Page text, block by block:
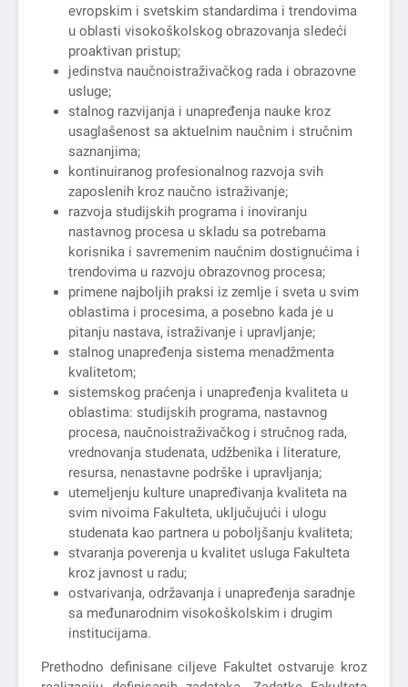
evropskim i svetskim standardima i trendovima
u oblasti visokoškolskog obrazovanja sledeći
proaktivan pristup;
jedinstva naučnoistraživačkog rada i obrazovne
usluge;
stalnog razvijanja i unapređenja nauke kroz
usaglašenost sa aktuelnim naučnim i stručnim
saznanjima;
kontinuiranog profesionalnog razvoja svih
zaposlenih kroz naučno istraživanje;
razvoja studijskih programa i inoviranju
nastavnog procesa u skladu sa potrebama
korisnika i savremenim naučnim dostignućima i
trendovima u razvoju obrazovnog procesa;
primene najboljih praksi iz zemlje i sveta u svim
oblastima i procesima, a posebno kada je u
pitanju nastava, istraživanje i upravljanje;
stalnog unapređenja sistema menadžmenta
kvalitetom;
sistemskog praćenja i unapređenja kvaliteta u
oblastima: studijskih programa, nastavnog
procesa, naučnoistraživačkog i stručnog rada,
vrednovanja studenata, udžbenika i literature,
resursa, nenastavne podrške i upravljanja;
utemeljenju kulture unapređivanja kvaliteta na
svim nivoima Fakulteta, uključujući i ulogu
studenata kao partnera u poboljšanju kvaliteta;
stvaranja poverenja u kvalitet usluga Fakulteta
kroz javnost u radu;
ostvarivanja, održavanja i unapređenja saradnje
sa međunarodnim visokoškolskim i drugim
institucijama.
Prethodno definisane ciljeve Fakultet ostvaruje kroz